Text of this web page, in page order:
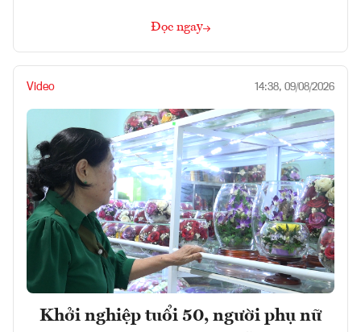
Đọc ngay
Video 14:38, 09/08/2026
Khởi nghiệp tuổi 50, người phụ nữ